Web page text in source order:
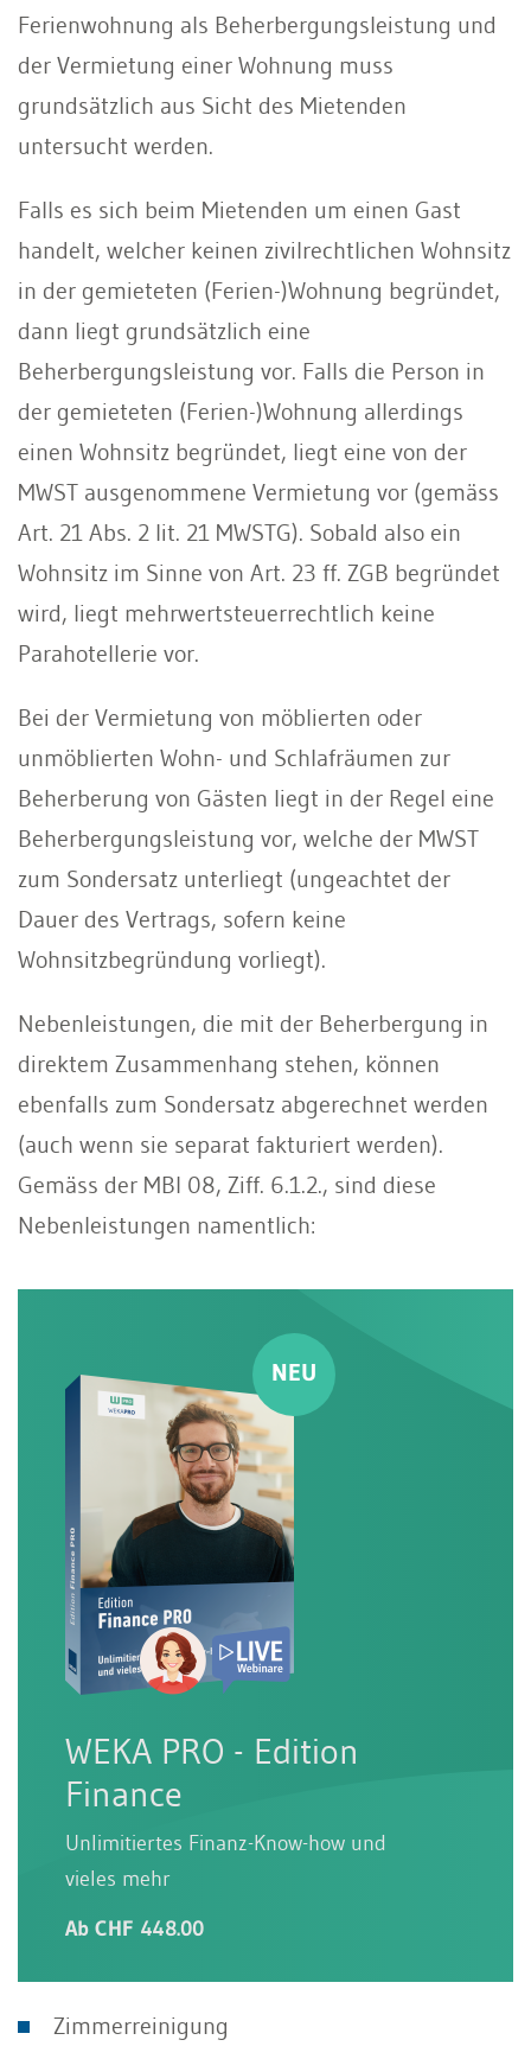
Ferienwohnung als Beherbergungsleistung und
der Vermietung einer Wohnung muss
grundsätzlich aus Sicht des Mietenden
untersucht werden.
Falls es sich beim Mietenden um einen Gast
handelt, welcher keinen zivilrechtlichen Wohnsitz
in der gemieteten (Ferien-)Wohnung begründet,
dann liegt grundsätzlich eine
Beherbergungsleistung vor. Falls die Person in
der gemieteten (Ferien-)Wohnung allerdings
einen Wohnsitz begründet, liegt eine von der
MWST ausgenommene Vermietung vor (gemäss
Art. 21 Abs. 2 lit. 21 MWSTG). Sobald also ein
Wohnsitz im Sinne von Art. 23 ff. ZGB begründet
wird, liegt mehrwertsteuerrechtlich keine
Parahotellerie vor.
Bei der Vermietung von möblierten oder
unmöblierten Wohn- und Schlafräumen zur
Beherberung von Gästen liegt in der Regel eine
Beherbergungsleistung vor, welche der MWST
zum Sondersatz unterliegt (ungeachtet der
Dauer des Vertrags, sofern keine
Wohnsitzbegründung vorliegt).
Nebenleistungen, die mit der Beherbergung in
direktem Zusammenhang stehen, können
ebenfalls zum Sondersatz abgerechnet werden
(auch wenn sie separat fakturiert werden).
Gemäss der MBI 08, Ziff. 6.1.2., sind diese
Nebenleistungen namentlich:
WEKA PRO - Edition
Finance
Unlimitiertes Finanz-Know-how und
vieles mehr
Ab CHF 448.00
Zimmerreinigung